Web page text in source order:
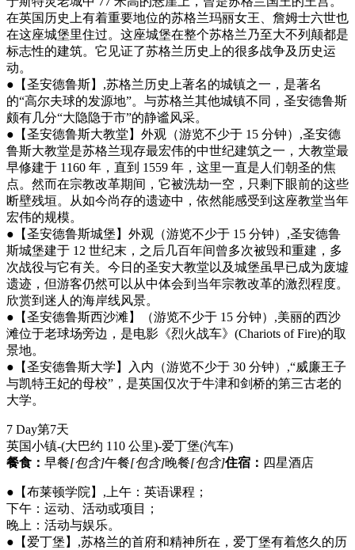
在英国历史上有着重要地位的苏格兰玛丽女王、詹姆士六世也
在这座城堡里住过。这座城堡在整个苏格兰乃至大不列颠都是
标志性的建筑。它见证了苏格兰历史上的很多战争及历史运
动。
●【圣安德鲁斯】,苏格兰历史上著名的城镇之一，是著名
的“高尔夫球的发源地”。与苏格兰其他城镇不同，圣安德鲁斯
颇有几分“大隐隐于市”的静谧风采。
●【圣安德鲁斯大教堂】外观（游览不少于 15 分钟）,圣安德
鲁斯大教堂是苏格兰现存最宏伟的中世纪建筑之一，大教堂最
早修建于 1160 年，直到 1559 年，这里一直是人们朝圣的焦
点。然而在宗教改革期间，它被洗劫一空，只剩下眼前的这些
断壁残垣。从如今尚存的遗迹中，依然能感受到这座教堂当年
宏伟的规模。
●【圣安德鲁斯城堡】外观（游览不少于 15 分钟）,圣安德鲁
斯城堡建于 12 世纪末，之后几百年间曾多次被毁和重建，多
次战役与它有关。今日的圣安大教堂以及城堡虽早已成为废墟
遗迹，但游客仍然可以从中体会到当年宗教改革的激烈程度。
欣赏到迷人的海岸线风景。
●【圣安德鲁斯西沙滩】（游览不少于 15 分钟）,美丽的西沙
滩位于老球场旁边，是电影《烈火战车》(Chariots of Fire)的取
景地。
●【圣安德鲁斯大学】入内（游览不少于 30 分钟）,“威廉王子
与凯特王妃的母校”，是英国仅次于牛津和剑桥的第三古老的
大学。
7 Day第7天
英国小镇-(大巴约 110 公里)-爱丁堡(汽车)
餐食： 早餐[包含]午餐[包含]晚餐[包含]住宿： 四星酒店
●【布莱顿学院】,上午：英语课程；
下午：运动、活动或项目；
晚上：活动与娱乐。
●【爱丁堡】,苏格兰的首府和精神所在，爱丁堡有着悠久的历